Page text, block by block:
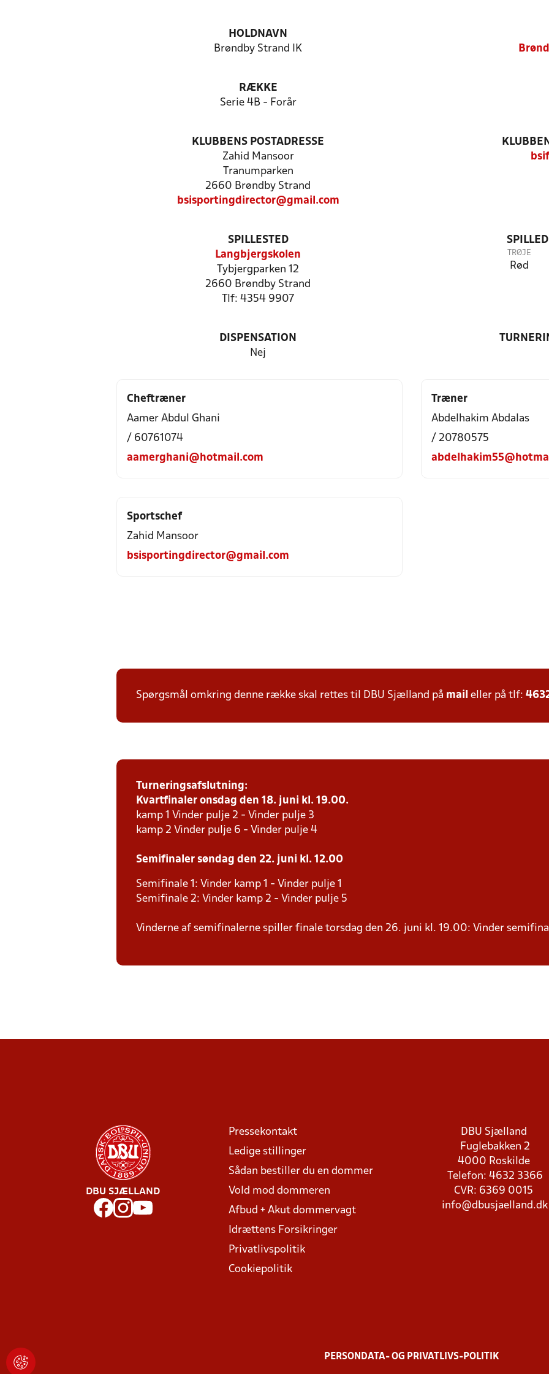
HOLDNAVN
Brøndby Strand IK
RÆKKE
Serie 4B - Forår
KLUBBENS POSTADRESSE
Zahid Mansoor
Tranumparken
2660 Brøndby Strand
bsisportingdirector@gmail.com
SPILLESTED
Langbjergskolen
Tybjergparken 12
2660 Brøndby Strand
Tlf: 4354 9907
TRØJE
Rød
DISPENSATION
Nej
Cheftræner
Aamer Abdul Ghani
/ 60761074
aamerghani@hotmail.com
Træner
Abdelhakim Abdalas
/ 20780575
Sportschef
Zahid Mansoor
bsisportingdirector@gmail.com
Spørgsmål omkring denne række skal rettes til DBU Sjælland på mail eller på tlf:
Turneringsafslutning:
Kvartfinaler onsdag den 18. juni kl. 19.00.
kamp 1 Vinder pulje 2 - Vinder pulje 3
kamp 2 Vinder pulje 6 - Vinder pulje 4
Semifinaler søndag den 22. juni kl. 12.00
Semifinale 1: Vinder kamp 1 - Vinder pulje 1
Semifinale 2: Vinder kamp 2 - Vinder pulje 5
Vinderne af semifinalerne spiller finale torsdag den 26. juni kl. 19.00: Vinder
DBU SJÆLLAND
Pressekontakt
Ledige stillinger
Sådan bestiller du en dommer
Vold mod dommeren
Afbud + Akut dommervagt
Idrættens Forsikringer
Privatlivspolitik
Cookiepolitik
DBU Sjælland
Fuglebakken 2
4000 Roskilde
Telefon: 4632 3366
CVR: 6369 0015
info@dbusjaelland.dk
PERSONDATA- OG PRIVATLIVS-POLITIK